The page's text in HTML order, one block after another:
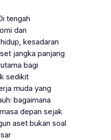
tengah
dan
kesadaran
jangka panjang
bagi
sedikit
muda yang
bagaimana
depan sejak
aset bukan soal